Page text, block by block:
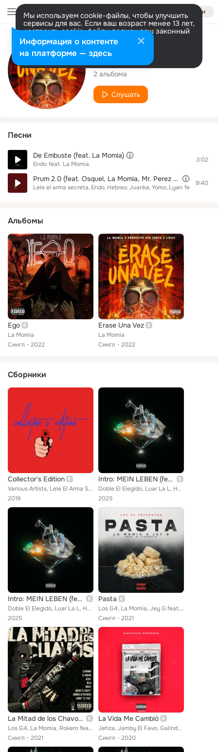
Войти
Мы используем cookie-файлы, чтобы улучшить
сервисы для вас. Если ваш возраст менее 13 лет,
настроить cookie-файлы должен ваш законный
представитель. Больше информации
Разрешить все Настроить
Исполнитель
La Momia
2 альбома
Слушать
Песни
De Embuste (feat. La Momia)
Endo feat. La Momia
3:02
Prum 2.0 (feat. Osquel, La Momia, Mr. Perez & Chama)
Lele el arma secreta Endo Hebreo Juanka Yomo Lyan feat. Osquel
9:40
Альбомы
Ego
La Momia
Сингл
2022
Erase Una Vez
La Momia
Сингл
2022
Сборники
Collector's Edition
Various Artists, Lele El Arma Secreta, Hebreo, Benny Benni, Juanka, Delirious, Yomo, Lyan feat. Endo, Osquel, Polaco, Naldo, La ...
2019
Intro: MEIN LEBEN (feat. Ñengo Flow, iZaak, Juanka, Mvchoo23, Omy de Oro, Noriel, Jouseph Yadiel, La Momia, Baby Johnny, Kendo K...
Doble El Elegido, Luar La L, Hades66, Hanzel La H feat. Baby Johnny, Jouseph Yadiel, Juanka, Kendo Kaponi, La Momia, Mvchoo23, N...
2025
Intro: MEIN LEBEN (feat. Ñengo Flow, iZaak, Juanka, Mvchoo23, Omy de Oro, Noriel, Jouseph Yadiel, La Momia, Baby Johnny, Kendo K...
Doble El Elegido, Luar La L, Hades66, Hanzel La H feat. Baby Johnny, Jouseph Yadiel, Juanka, Kendo Kaponi, La Momia, Mvchoo23, N...
2025
Pasta
Los G4, La Momia, Jey G feat. Sinfonico
Сингл
2021
La Mitad de los Chavos (Remix)
Los G4, La Momia, Rokero feat. Jehza, Ñejo, Jamby El Favo, El Jincho, Quimico Ultra Mega, Brray
Сингл
2021
La Vida Me Cambió
Jehza, Jamby El Favo, Galindo Again feat. La Momia
Сингл
2020
Информация о контенте
на платформе — здесь